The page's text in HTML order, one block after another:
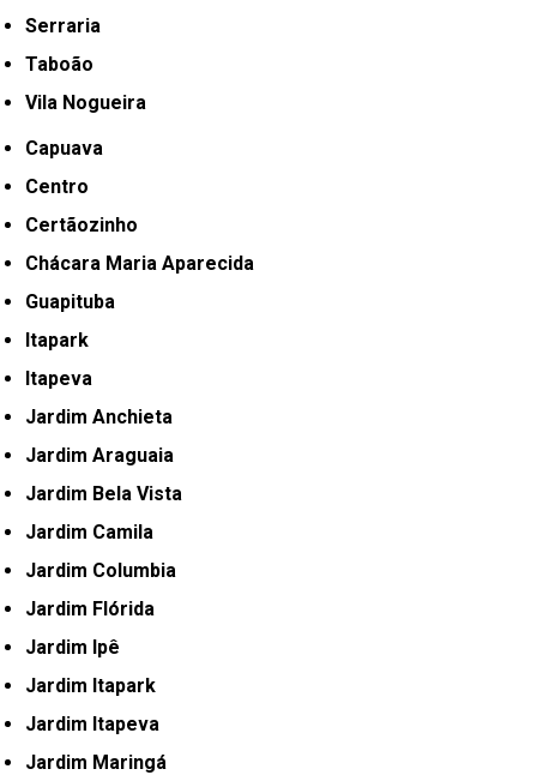
Serraria
Taboão
Vila Nogueira
Capuava
Centro
Certãozinho
Chácara Maria Aparecida
Guapituba
Itapark
Itapeva
Jardim Anchieta
Jardim Araguaia
Jardim Bela Vista
Jardim Camila
Jardim Columbia
Jardim Flórida
Jardim Ipê
Jardim Itapark
Jardim Itapeva
Jardim Maringá